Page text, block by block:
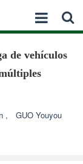
de vehículos
,
GUO Youyou